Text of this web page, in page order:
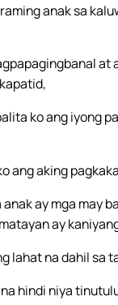
anak sa
at
ko ang iyong
ang aking
anak ay mga may
ay
lahat na dahil sa
hindi niya